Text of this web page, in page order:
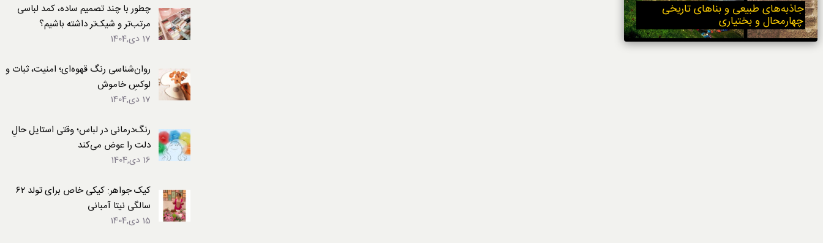
جاذبه‌های طبیعی و بناهای تاریخی
چهارمحال و بختیاری
چطور با چند تصمیم ساده، کمد لباسی
مرتب‌تر و شیک‌تر داشته باشیم؟
17 دی,1404
روان‌شناسی رنگ قهوه‌ای؛ امنیت، ثبات و
لوکسِ خاموش
17 دی,1404
رنگ‌درمانی در لباس؛ وقتی استایل حالِ
دلت را عوض می‌کند
16 دی,1404
کیک جواهر: کیکی خاص برای تولد ۶۲
سالگی نیتا آمبانی
15 دی,1404